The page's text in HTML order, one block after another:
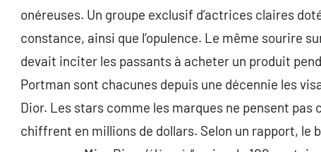
onéreuses. Un groupe exclusif d’actrices claires
constance, ainsi que l’opulence. Le même sourire
devait inciter les passants à acheter un produit
Portman sont chacunes depuis une décennie les
Dior. Les stars comme les marques ne pensent pas
chiffrent en millions de dollars. Selon un rapport, le